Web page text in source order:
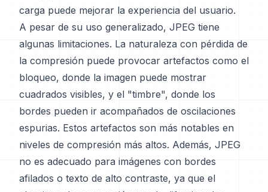
carga puede mejorar la experiencia del usuario.
A pesar de su uso generalizado, JPEG tiene
algunas limitaciones. La naturaleza con pérdida de
la compresión puede provocar artefactos como el
bloqueo, donde la imagen puede mostrar
cuadrados visibles, y el "timbre", donde los
bordes pueden ir acompañados de oscilaciones
espurias. Estos artefactos son más notables en
niveles de compresión más altos. Además, JPEG
no es adecuado para imágenes con bordes
afilados o texto de alto contraste, ya que el